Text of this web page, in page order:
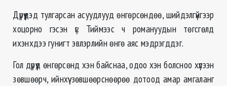
Дүрүүдэд тулгарсан асуудлууд өнгөрсөндөө, шийдэлгүйгээр
хоцорно гэсэн үг. Тиймээс ч романуудын төгсгөлд
ихэнхдээ гунигт эвлэрлийн өнгө аяс мэдрэгддэг.
Гол дүрүүд өнгөрсөнд хэн байснаа, одоо хэн болсноо хүлээн
зөвшөөрч, ийнхүү зөвшөөрснөөрөө дотоод амар амгаланг